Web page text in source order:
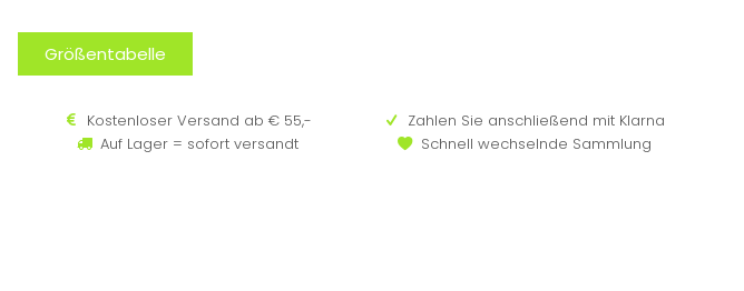
Größentabelle
Kostenloser Versand ab € 55,-
Auf Lager = sofort versandt
Zahlen Sie anschließend mit Klarna
Schnell wechselnde Sammlung